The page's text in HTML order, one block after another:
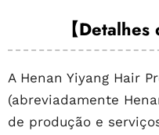
【
A Henan Yiyang Hair
(abreviadamente
de produção e